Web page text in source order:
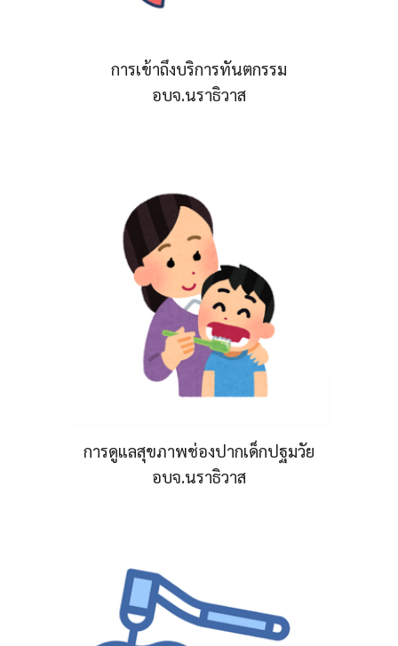
การเข้าถึงบริการทันตกรรม
อบจ.นราธิวาส
การดูแลสุขภาพช่องปากเด็กปฐมวัย
อบจ.นราธิวาส